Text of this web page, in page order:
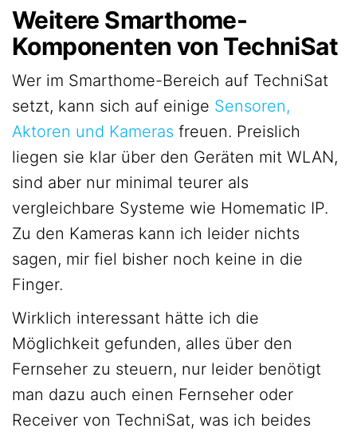
Weitere Smarthome-
Komponenten von TechniSat
Wer im Smarthome-Bereich auf TechniSat
setzt, kann sich auf einige Sensoren,
Aktoren und Kameras freuen. Preislich
liegen sie klar über den Geräten mit WLAN,
sind aber nur minimal teurer als
vergleichbare Systeme wie Homematic IP.
Zu den Kameras kann ich leider nichts
sagen, mir fiel bisher noch keine in die
Finger.
Wirklich interessant hätte ich die
Möglichkeit gefunden, alles über den
Fernseher zu steuern, nur leider benötigt
man dazu auch einen Fernseher oder
Receiver von TechniSat, was ich beides